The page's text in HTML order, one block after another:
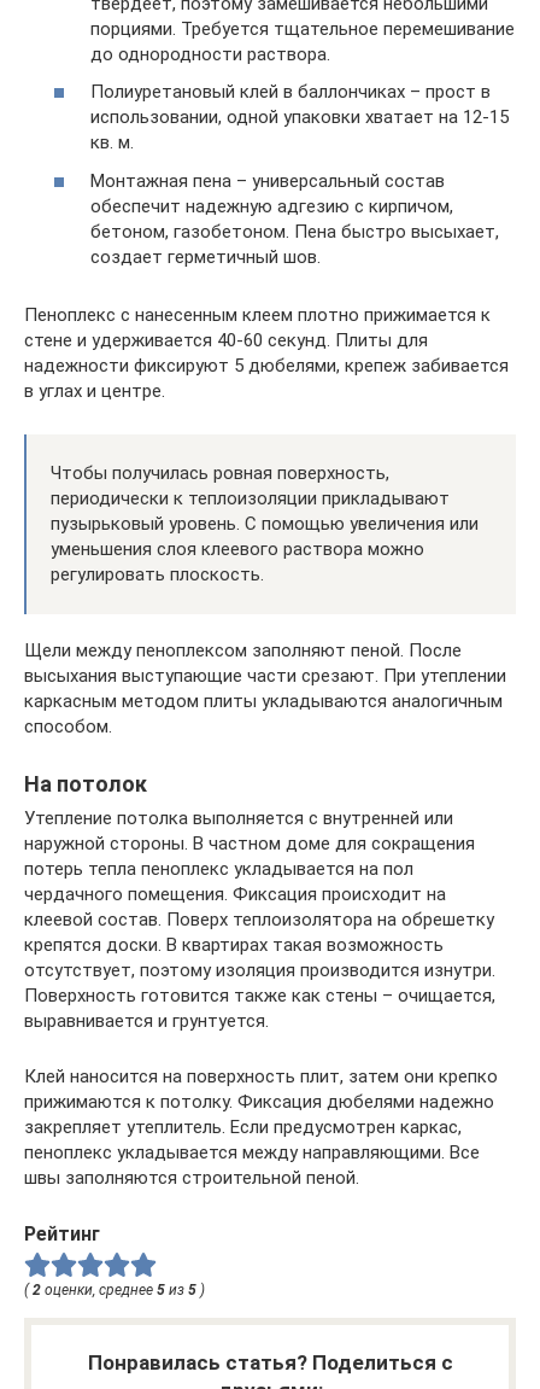
порциями. Требуется тщательное перемешивание
до однородности раствора.
Полиуретановый клей в баллончиках – прост в
использовании, одной упаковки хватает на 12-15
кв. м.
Монтажная пена – универсальный состав
обеспечит надежную адгезию с кирпичом,
бетоном, газобетоном. Пена быстро высыхает,
создает герметичный шов.
Пеноплекс с нанесенным клеем плотно прижимается к
стене и удерживается 40-60 секунд. Плиты для
надежности фиксируют 5 дюбелями, крепеж забивается
в углах и центре.
Чтобы получилась ровная поверхность,
периодически к теплоизоляции прикладывают
пузырьковый уровень. С помощью увеличения или
уменьшения слоя клеевого раствора можно
регулировать плоскость.
Щели между пеноплексом заполняют пеной. После
высыхания выступающие части срезают. При утеплении
каркасным методом плиты укладываются аналогичным
способом.
На потолок
Утепление потолка выполняется с внутренней или
наружной стороны. В частном доме для сокращения
потерь тепла пеноплекс укладывается на пол
чердачного помещения. Фиксация происходит на
клеевой состав. Поверх теплоизолятора на обрешетку
крепятся доски. В квартирах такая возможность
отсутствует, поэтому изоляция производится изнутри.
Поверхность готовится также как стены – очищается,
выравнивается и грунтуется.
Клей наносится на поверхность плит, затем они крепко
прижимаются к потолку. Фиксация дюбелями надежно
закрепляет утеплитель. Если предусмотрен каркас,
пеноплекс укладывается между направляющими. Все
швы заполняются строительной пеной.
Рейтинг
( 2 оценки, среднее 5 из 5 )
Понравилась статья? Поделиться с